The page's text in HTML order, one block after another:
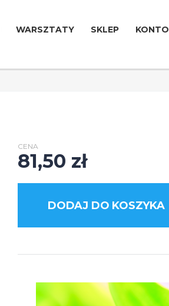
WARSZTATY SKLEP KONTO
CENA
81,50 zł
DODAJ DO KOSZYKA